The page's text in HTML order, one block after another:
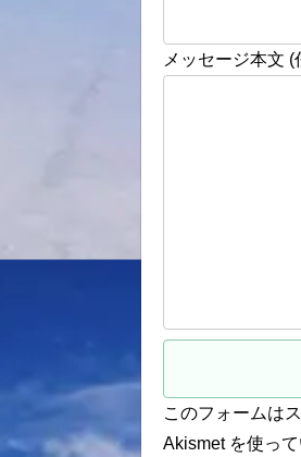
メッセージ本文 (
このフォームは
Akismet を使って